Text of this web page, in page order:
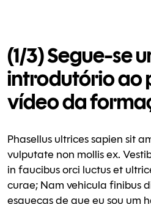
(1/3) Segue-se
introdutório ao
vídeo da
Phasellus ultrices sapien sit
vulputate non mollis ex.
in faucibus orci luctus et
curae; Nam vehicula finibus
esqueças de que eu sou um